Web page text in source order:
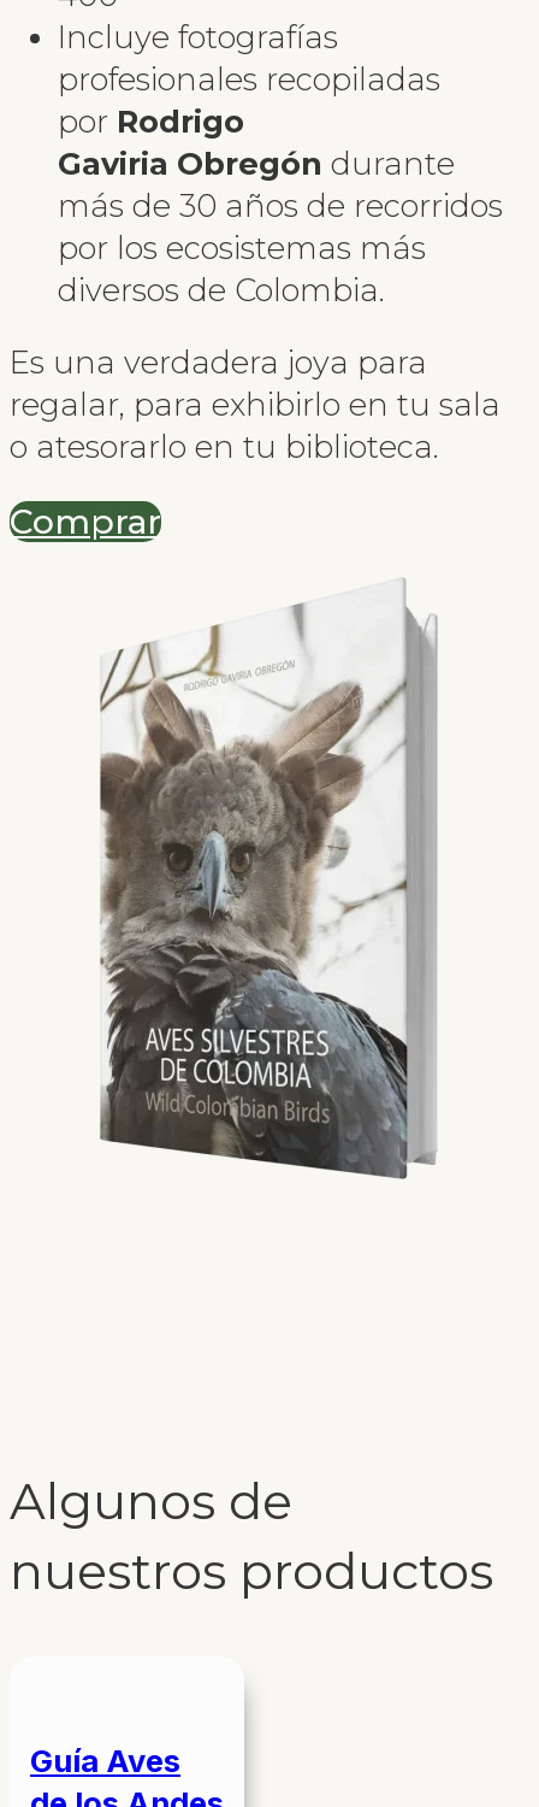
Incluye fotografías
profesionales recopiladas
por Rodrigo
Gaviria Obregón durante
más de 30 años de recorridos
por los ecosistemas más
diversos de Colombia.
Es una verdadera joya para
regalar, para exhibirlo en tu sala
o atesorarlo en tu biblioteca.
Comprar
Algunos de
nuestros productos
Guía Aves